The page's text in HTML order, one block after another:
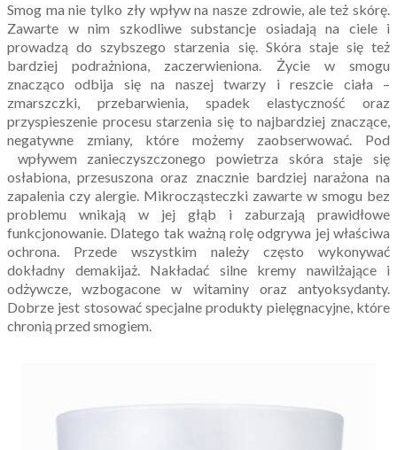
Smog ma nie tylko zły wpływ na nasze zdrowie, ale też skórę.
Zawarte w nim szkodliwe substancje osiadają na ciele i
prowadzą do szybszego starzenia się. Skóra staje się też
bardziej podrażniona, zaczerwieniona. Życie w smogu
znacząco odbija się na naszej twarzy i reszcie ciała –
zmarszczki, przebarwienia, spadek elastyczność oraz
przyspieszenie procesu starzenia się to najbardziej znaczące,
negatywne zmiany, które możemy zaobserwować. Pod
wpływem zanieczyszczonego powietrza skóra staje się
osłabiona, przesuszona oraz znacznie bardziej narażona na
zapalenia czy alergie. Mikrocząsteczki zawarte w smogu bez
problemu wnikają w jej głąb i zaburzają prawidłowe
funkcjonowanie. Dlatego tak ważną rolę odgrywa jej właściwa
ochrona. Przede wszystkim należy często wykonywać
dokładny demakijaż. Nakładać silne kremy nawilżające i
odżywcze, wzbogacone w witaminy oraz antyoksydanty.
Dobrze jest stosować specjalne produkty pielęgnacyjne, które
chronią przed smogiem.